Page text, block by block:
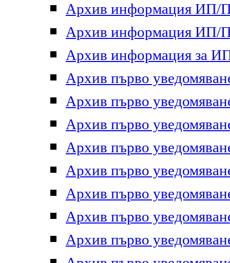
Архив информация ИП/
Архив информация ИП/
Архив информация за
Архив първо
Архив първо
Архив първо
Архив първо
Архив първо
Архив първо
Архив първо
Архив първо